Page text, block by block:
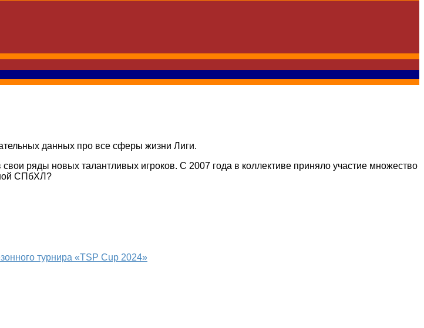
данных про все сферы жизни Лиги.
ряды новых талантливых игроков. С 2007 года в коллективе приняло участие множество
СПбХЛ?
турнира «TSP Cup 2024»